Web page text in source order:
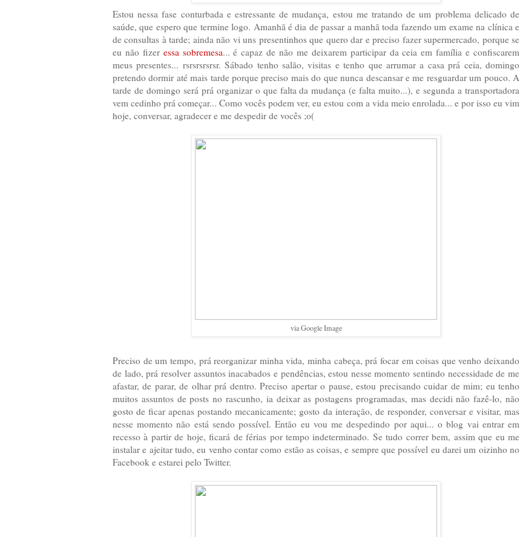
Estou nessa fase conturbada e estressante de mudança, estou me tratando de um problema delicado de
saúde, que espero que termine logo. Amanhã é dia de passar a manhã toda fazendo um exame na clínica e
de consultas à tarde; ainda não vi uns presentinhos que quero dar e preciso fazer supermercado, porque se
eu não fizer essa sobremesa... é capaz de não me deixarem participar da ceia em família e confiscarem
meus presentes... rsrsrsrsrsr. Sábado tenho salão, visitas e tenho que arrumar a casa prá ceia, domingo
pretendo dormir até mais tarde porque preciso mais do que nunca descansar e me resguardar um pouco. A
tarde de domingo será prá organizar o que falta da mudança (e falta muito...), e segunda a transportadora
vem cedinho prá começar... Como vocês podem ver, eu estou com a vida meio enrolada... e por isso eu vim
hoje, conversar, agradecer e me despedir de vocês ;o(
via Google Image
Preciso de um tempo, prá reorganizar minha vida, minha cabeça, prá focar em coisas que venho deixando
de lado, prá resolver assuntos inacabados e pendências, estou nesse momento sentindo necessidade de me
afastar, de parar, de olhar prá dentro. Preciso apertar o pause, estou precisando cuidar de mim; eu tenho
muitos assuntos de posts no rascunho, ia deixar as postagens programadas, mas decidi não fazê-lo, não
gosto de ficar apenas postando mecanicamente; gosto da interação, de responder, conversar e visitar, mas
nesse momento não está sendo possível. Então eu vou me despedindo por aqui... o blog vai entrar em
recesso à partir de hoje, ficará de férias por tempo indeterminado. Se tudo correr bem, assim que eu me
instalar e ajeitar tudo, eu venho contar como estão as coisas, e sempre que possível eu darei um oizinho no
Facebook e estarei pelo Twitter.